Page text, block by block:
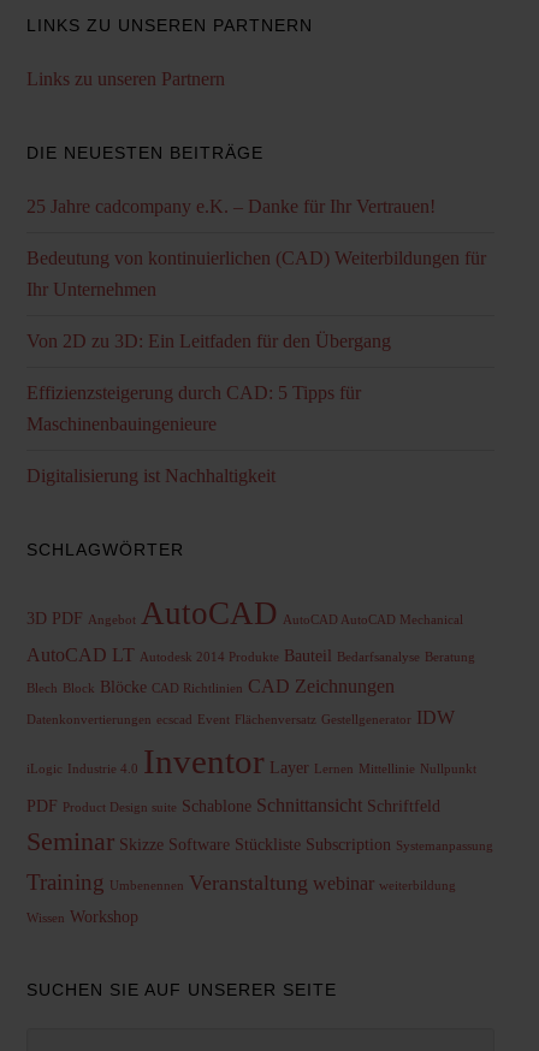
LINKS ZU UNSEREN PARTNERN
Links zu unseren Partnern
DIE NEUESTEN BEITRÄGE
25 Jahre cadcompany e.K. – Danke für Ihr Vertrauen!
Bedeutung von kontinuierlichen (CAD) Weiterbildungen für
Ihr Unternehmen
Von 2D zu 3D: Ein Leitfaden für den Übergang
Effizienzsteigerung durch CAD: 5 Tipps für
Maschinenbauingenieure
Digitalisierung ist Nachhaltigkeit
SCHLAGWÖRTER
3D PDF Angebot AutoCAD AutoCAD AutoCAD Mechanical
AutoCAD LT Autodesk 2014 Produkte Bauteil Bedarfsanalyse Beratung
Blech Block Blöcke CAD Richtlinien CAD Zeichnungen
Datenkonvertierungen ecscad Event Flächenversatz Gestellgenerator IDW
iLogic Industrie 4.0 Inventor Layer Lernen Mittellinie Nullpunkt
PDF Product Design suite Schablone Schnittansicht Schriftfeld
Seminar Skizze Software Stückliste Subscription Systemanpassung
Training Umbenennen Veranstaltung webinar weiterbildung
Wissen Workshop
SUCHEN SIE AUF UNSERER SEITE